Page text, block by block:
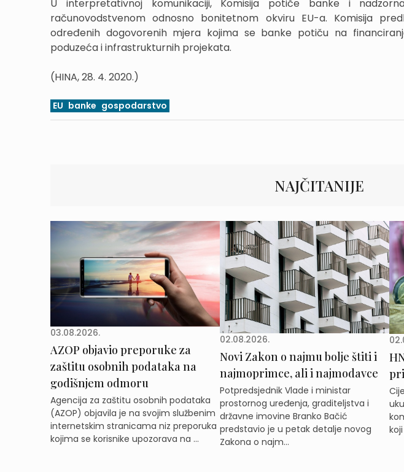
U interpretativnoj komunikaciji, Komisija potiče banke i
računovodstvenom odnosno bonitetnom okviru EU-a. Komisija
određenih dogovorenih mjera kojima se banke potiču na
poduzeća i infrastrukturnih projekata.
(HINA, 28. 4. 2020.)
EU banke gospodarstvo
NAJČITANIJE
03.08.2026.
AZOP objavio preporuke za
zaštitu osobnih podataka na
godišnjem odmoru
Agencija za zaštitu osobnih podataka
(AZOP) objavila je na svojim službenim
internetskim stranicama niz preporuka
kojima se korisnike upozorava na ...
02.08.2026.
Novi Zakon o najmu bolje štiti i
najmoprimce, ali i najmodavce
Potpredsjednik Vlade i ministar
prostornog uređenja, graditeljstva i
državne imovine Branko Bačić
predstavio je u petak detalje novog
Zakona o najm...